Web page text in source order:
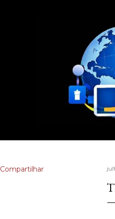
Compartilhar